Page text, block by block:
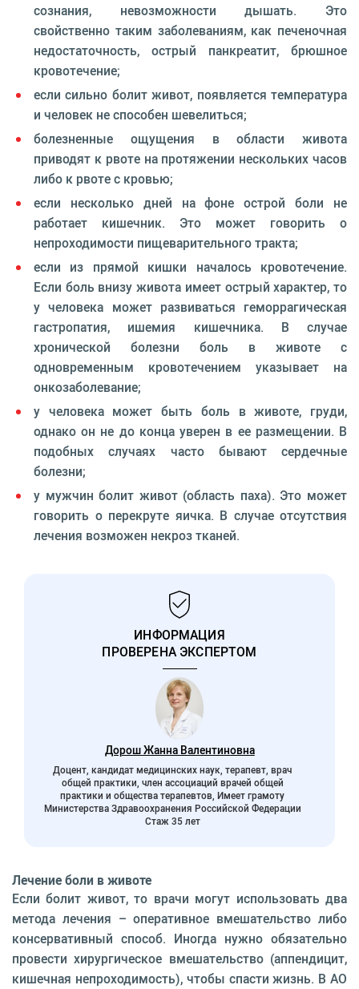
сознания, невозможности дышать. Это
свойственно таким заболеваниям, как печеночная
недостаточность, острый панкреатит, брюшное
кровотечение;
если сильно болит живот, появляется температура
и человек не способен шевелиться;
болезненные ощущения в области живота
приводят к рвоте на протяжении нескольких часов
либо к рвоте с кровью;
если несколько дней на фоне острой боли не
работает кишечник. Это может говорить о
непроходимости пищеварительного тракта;
если из прямой кишки началось кровотечение.
Если боль внизу живота имеет острый характер, то
у человека может развиваться геморрагическая
гастропатия, ишемия кишечника. В случае
хронической болезни боль в животе с
одновременным кровотечением указывает на
онкозаболевание;
у человека может быть боль в животе, груди,
однако он не до конца уверен в ее размещении. В
подобных случаях часто бывают сердечные
болезни;
у мужчин болит живот (область паха). Это может
говорить о перекруте яичка. В случае отсутствия
лечения возможен некроз тканей.
ИНФОРМАЦИЯ
ПРОВЕРЕНА ЭКСПЕРТОМ
Дорош Жанна Валентиновна
Доцент, кандидат медицинских наук, терапевт, врач
общей практики, член ассоциаций врачей общей
практики и общества терапевтов, Имеет грамоту
Министерства Здравоохранения Российской Федерации
Стаж 35 лет
Лечение боли в животе
Если болит живот, то врачи могут использовать два
метода лечения – оперативное вмешательство либо
консервативный способ. Иногда нужно обязательно
провести хирургическое вмешательство (аппендицит,
кишечная непроходимость), чтобы спасти жизнь. В АО